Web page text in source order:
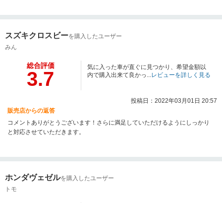
うぞ宜しくお願い致します。
スズキクロスビーを購入したユーザー
みん
総合評価
3.7
気に入った車が直ぐに見つかり、希望金額以
内で購入出来て良かっ...レビューを詳しく見る
投稿日：2022年03月01日 20:57
販売店からの返答
コメントありがとうございます！さらに満足していただけるようにしっかり
と対応させていただきます。
ホンダヴェゼルを購入したユーザー
トモ